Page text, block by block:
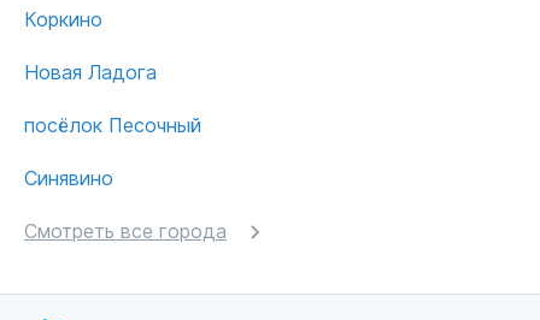
Коркино
Новая Ладога
посёлок Песочный
Синявино
Смотреть все города